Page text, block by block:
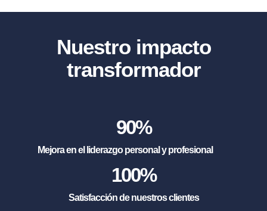
Nuestro impacto
transformador
90%
Mejora en el liderazgo personal y profesional
100%
Satisfacción de nuestros clientes